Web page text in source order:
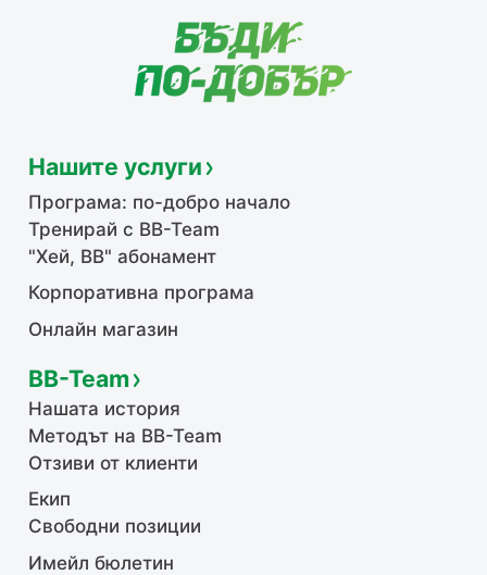
Нашите услуги
Програма: по-добро начало
Тренирай с BB-Team
"Хей, ВВ" абонамент
Корпоративна програма
Онлайн магазин
BB-Team
Нашата история
Методът на BB-Team
Отзиви от клиенти
Екип
Свободни позиции
Имейл бюлетин